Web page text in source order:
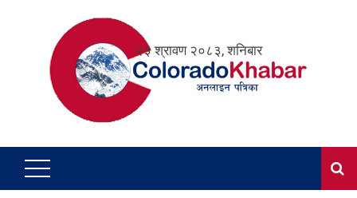
२३ श्रावण २०८३, शनिबार